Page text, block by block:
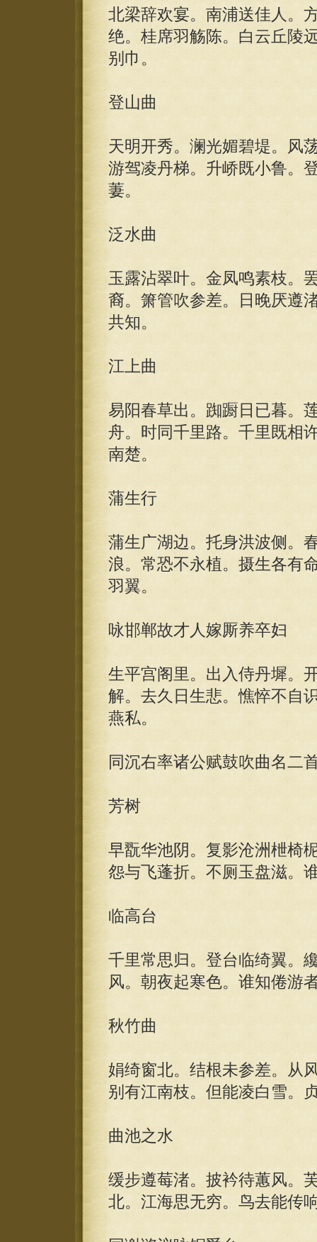
北梁辞欢宴。南浦送佳人。
绝。桂席羽觞陈。白云丘陵
别巾。
登山曲
天明开秀。澜光媚碧堤。风
游驾凌丹梯。升峤既小鲁。
萋。
泛水曲
玉露沾翠叶。金凤鸣素枝。
裔。箫管吹参差。日晚厌遵
共知。
江上曲
易阳春草出。踟蹰日已暮。
舟。时同千里路。千里既相
南楚。
蒲生行
蒲生广湖边。托身洪波侧。
浪。常恐不永植。摄生各有
羽翼。
咏邯郸故才人嫁厮养卒妇
生平宫阁里。出入侍丹墀。
解。去久日生悲。憔悴不自
燕私。
同沉右率诸公赋鼓吹曲名二
芳树
早翫华池阴。复影沧洲枻椅
怨与飞蓬折。不厕玉盘滋。
临高台
千里常思归。登台临绮翼。
风。朝夜起寒色。谁知倦游
秋竹曲
娟绮窗北。结根未参差。从
别有江南枝。但能凌白雪。
曲池之水
缓步遵莓渚。披衿待蕙风。
北。江海思无穷。鸟去能传